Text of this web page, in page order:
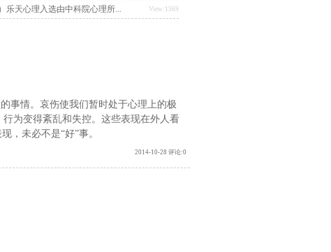
View:1369
乐天心理入选由中科院心理所...
情。哀伤使我们暂时处于心理上的极
为变得紊乱和失控。这些表现在外人看
，未必不是“好”事。
2014-10-28 评论:0